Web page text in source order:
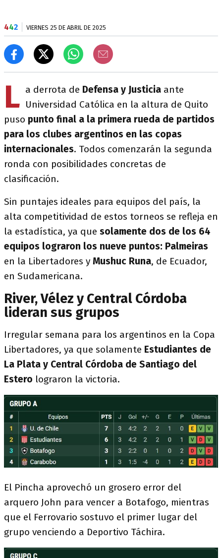
442 VIERNES 25 DE ABRIL DE 2025
L a derrota de Defensa y Justicia ante
Universidad Católica en la altura de Quito
puso punto final a la primera rueda de partidos
para los clubes argentinos en las copas
internacionales. Todos comenzarán la segunda
ronda con posibilidades concretas de
clasificación.
Sin puntajes ideales para equipos del país, la
alta competitividad de estos torneos se refleja en
la estadística, ya que solamente dos de los 64
equipos lograron los nueve puntos: Palmeiras
en la Libertadores y Mushuc Runa, de Ecuador,
en Sudamericana.
River, Vélez y Central Córdoba
lideran sus grupos
Irregular semana para los argentinos en la Copa
Libertadores, ya que solamente Estudiantes de
La Plata y Central Córdoba de Santiago del
Estero lograron la victoria.
El Pincha aprovechó un grosero error del
arquero John para vencer a Botafogo, mientras
que el Ferrovario sostuvo el primer lugar del
grupo venciendo a Deportivo Táchira.